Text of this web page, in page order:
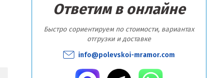
Ответим в онлайне
Быстро сориентируем по стоимости, вариантах
отгрузки и доставке
info@polevskoi-mramor.com